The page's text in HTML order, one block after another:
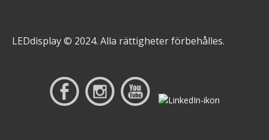
LEDdisplay © 2024. Alla rättigheter förbehålles.